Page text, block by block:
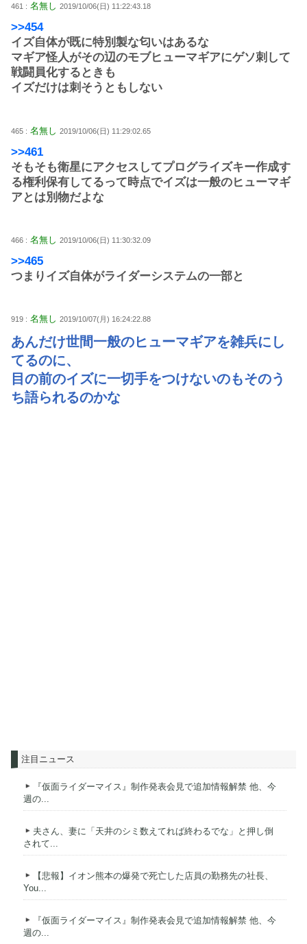
461 : 名無し 2019/10/06(日) 11:22:43.18
>>454
イズ自体が既に特別製な匂いはあるな
マギア怪人がその辺のモブヒューマギアにゲソ刺して
戦闘員化するときも
イズだけは刺そうともしない
465 : 名無し 2019/10/06(日) 11:29:02.65
>>461
そもそも衛星にアクセスしてプログライズキー作成す
る権利保有してるって時点でイズは一般のヒューマギ
アとは別物だよな
466 : 名無し 2019/10/06(日) 11:30:32.09
>>465
つまりイズ自体がライダーシステムの一部と
919 : 名無し 2019/10/07(月) 16:24:22.88
あんだけ世間一般のヒューマギアを雑兵にし
てるのに、
目の前のイズに一切手をつけないのもそのう
ち語られるのかな
注目ニュース
『仮面ライダーマイス』制作発表会見で追加情報解禁 他、今
週の...
夫さん、妻に「天井のシミ数えてれば終わるでな」と押し倒
されて...
【悲報】イオン熊本の爆発で死亡した店員の勤務先の社長、
You...
『仮面ライダーマイス』制作発表会見で追加情報解禁 他、今
週の...